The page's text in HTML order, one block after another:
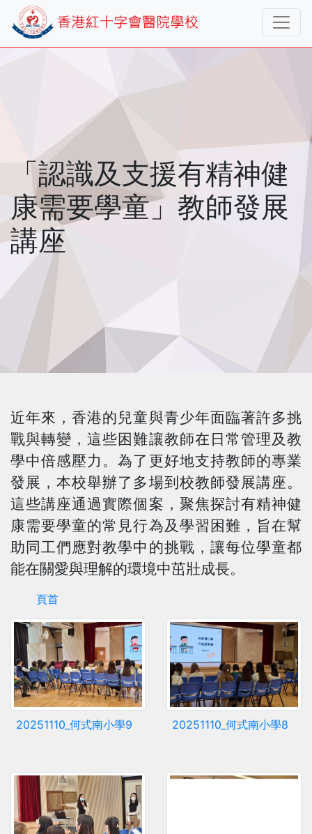
「認識及支援有精神健
康需要學童」教師發展
講座
近年來，香港的兒童與青少年面臨著許多挑
戰與轉變，這些困難讓教師在日常管理及教
學中倍感壓力。為了更好地支持教師的專業
發展，本校舉辦了多場到校教師發展講座。
這些講座通過實際個案，聚焦探討有精神健
康需要學童的常見行為及學習困難，旨在幫
助同工們應對教學中的挑戰，讓每位學童都
能在關愛與理解的環境中茁壯成長。
頁首
20251110_何式南小學9 20251110_何式南小學8